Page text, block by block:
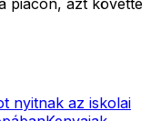
nyitnak az iskolai